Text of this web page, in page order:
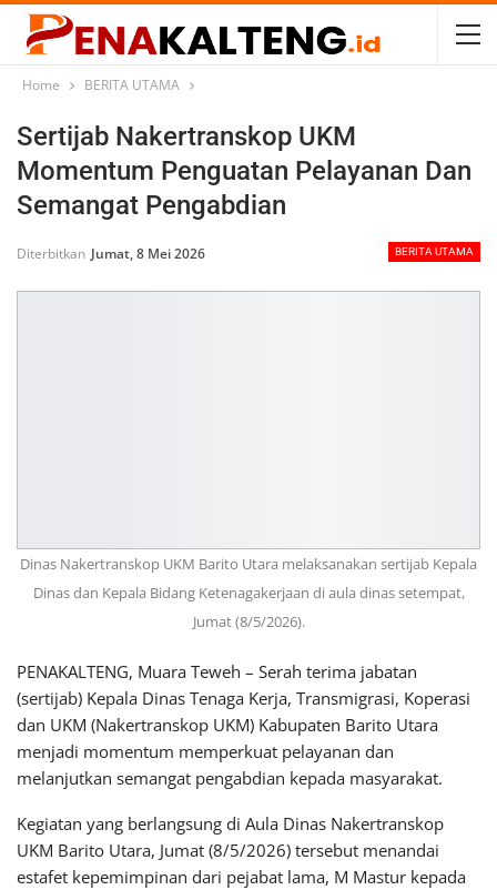
Home BERITA UTAMA
Sertijab Nakertranskop UKM
Momentum Penguatan Pelayanan Dan
Semangat Pengabdian
BERITA UTAMA
Diterbitkan Jumat, 8 Mei 2026
Dinas Nakertranskop UKM Barito Utara melaksanakan sertijab Kepala
Dinas dan Kepala Bidang Ketenagakerjaan di aula dinas setempat,
Jumat (8/5/2026).
PENAKALTENG, Muara Teweh – Serah terima jabatan
(sertijab) Kepala Dinas Tenaga Kerja, Transmigrasi, Koperasi
dan UKM (Nakertranskop UKM) Kabupaten Barito Utara
menjadi momentum memperkuat pelayanan dan
melanjutkan semangat pengabdian kepada masyarakat.
Kegiatan yang berlangsung di Aula Dinas Nakertranskop
UKM Barito Utara, Jumat (8/5/2026) tersebut menandai
estafet kepemimpinan dari pejabat lama, M Mastur kepada